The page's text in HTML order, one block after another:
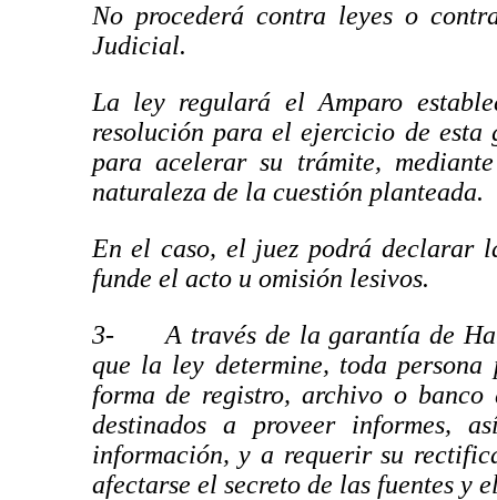
No procederá contra leyes o
Judicial.
La ley regulará el Amparo
resolución para el ejercicio de
para acelerar su trámite,
naturaleza de la cuestión planteada.
En el caso, el juez podrá declarar
funde el acto u omisión lesivos.
3-
A través de la garantía de
que la ley determine, toda
forma de registro, archivo o banco
destinados a proveer informes,
información, y a requerir su
afectarse el secreto de las fuentes